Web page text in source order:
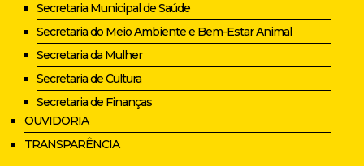
Secretaria Municipal de Saúde
Secretaria do Meio Ambiente e Bem-Estar Animal
Secretaria da Mulher
Secretaria de Cultura
Secretaria de Finanças
OUVIDORIA
TRANSPARÊNCIA